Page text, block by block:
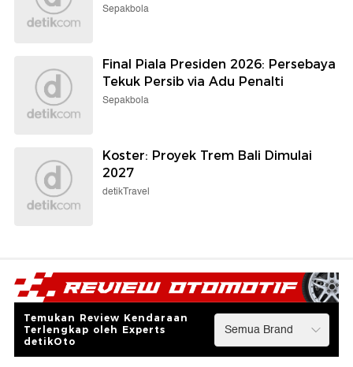
Sepakbola
Final Piala Presiden 2026: Persebaya
Tekuk Persib via Adu Penalti
Sepakbola
Koster: Proyek Trem Bali Dimulai
2027
detikTravel
Temukan Review Kendaraan
Terlengkap oleh Experts
detikOto